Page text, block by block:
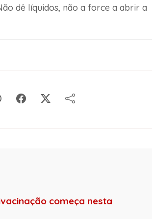
dê líquidos, não a force a abrir a
começa nesta